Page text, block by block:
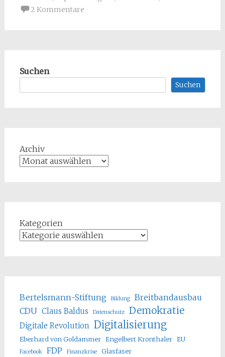
2 Kommentare
Suchen
Suchen
Archiv
Kategorien
Bertelsmann-Stiftung Bildung
Breitbandausbau
CDU Claus Baldus Datenschutz Demokratie
Digitale Revolution Digitalisierung
Eberhard von Goldammer Engelbert Kronthaler EU
Facebook FDP Finanzkrise Glasfaser